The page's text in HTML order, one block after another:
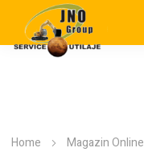
Home Magazin Online